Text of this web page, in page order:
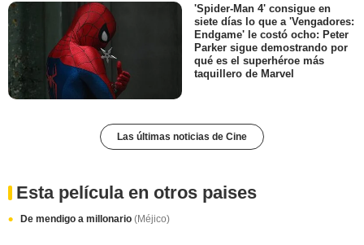
'Spider-Man 4' consigue en
siete días lo que a 'Vengadores:
Endgame' le costó ocho: Peter
Parker sigue demostrando por
qué es el superhéroe más
taquillero de Marvel
Las últimas noticias de Cine
Esta película en otros paises
De mendigo a millonario (Méjico)